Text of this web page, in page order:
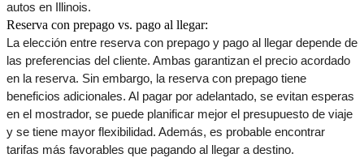
autos en Illinois.
Reserva con prepago vs. pago al llegar:
La elección entre reserva con prepago y pago al llegar depende de
las preferencias del cliente. Ambas garantizan el precio acordado
en la reserva. Sin embargo, la reserva con prepago tiene
beneficios adicionales. Al pagar por adelantado, se evitan esperas
en el mostrador, se puede planificar mejor el presupuesto de viaje
y se tiene mayor flexibilidad. Además, es probable encontrar
tarifas más favorables que pagando al llegar a destino.